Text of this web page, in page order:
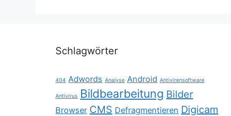
Schlagwörter
404 Adwords Analyse Android Antivirensoftware
Antivirus Bildbearbeitung Bilder
Browser CMS Defragmentieren Digicam